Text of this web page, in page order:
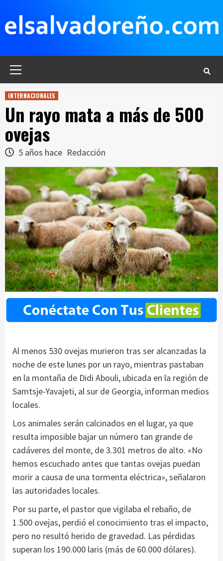
contenido
INTERNACIONALES
Un rayo mata a más de 500
ovejas
5 años hace Redacción
Al menos 530 ovejas murieron tras ser alcanzadas la
noche de este lunes por un rayo, mientras pastaban
en la montaña de Didi Abouli, ubicada en la región de
Samtsje-Yavajeti, al sur de Georgia, informan medios
locales.
Los animales serán calcinados en el lugar, ya que
resulta imposible bajar un número tan grande de
cadáveres del monte, de 3.301 metros de alto. «No
hemos escuchado antes que tantas ovejas puedan
morir a causa de una tormenta eléctrica», señalaron
las autoridades locales.
Por su parte, el pastor que vigilaba el rebaño, de
1.500 ovejas, perdió el conocimiento tras el impacto,
pero no resultó herido de gravedad. Las pérdidas
superan los 190.000 laris (más de 60.000 dólares).